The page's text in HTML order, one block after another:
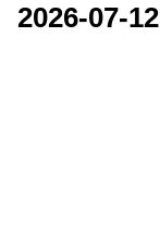
2026-07-12